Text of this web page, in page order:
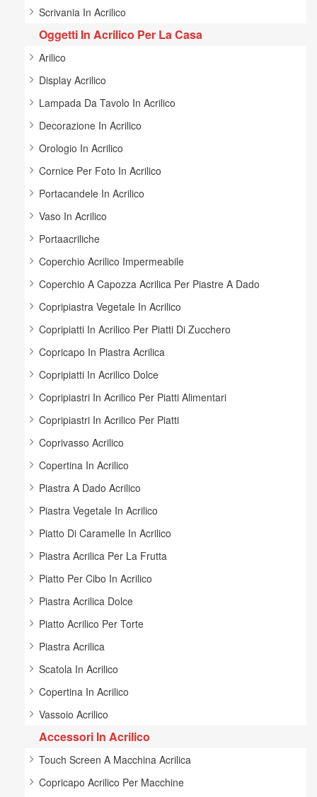
Scrivania In Acrilico
Oggetti In Acrilico Per La Casa
Arilico
Display Acrilico
Lampada Da Tavolo In Acrilico
Decorazione In Acrilico
Orologio In Acrilico
Cornice Per Foto In Acrilico
Portacandele In Acrilico
Vaso In Acrilico
Portaacriliche
Coperchio Acrilico Impermeabile
Coperchio A Capozza Acrilica Per Piastre A Dado
Copripiastra Vegetale In Acrilico
Copripiatti In Acrilico Per Piatti Di Zucchero
Copricapo In Piastra Acrilica
Copripiatti In Acrilico Dolce
Copripiastri In Acrilico Per Piatti Alimentari
Copripiastri In Acrilico Per Piatti
Coprivasso Acrilico
Copertina In Acrilico
Piastra A Dado Acrilico
Piastra Vegetale In Acrilico
Piatto Di Caramelle In Acrilico
Piastra Acrilica Per La Frutta
Piatto Per Cibo In Acrilico
Piastra Acrilica Dolce
Piatto Acrilico Per Torte
Piastra Acrilica
Scatola In Acrilico
Copertina In Acrilico
Vassoio Acrilico
Accessori In Acrilico
Touch Screen A Macchina Acrilica
Copricapo Acrilico Per Macchine